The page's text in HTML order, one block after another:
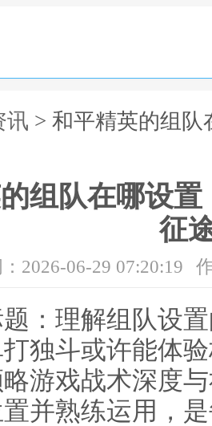
讯 > 和平精英的组
组队在哪设
征
2026-06-29 07:20:19
：理解组队设
独斗或许能体
游戏战术深度
并熟练运用，